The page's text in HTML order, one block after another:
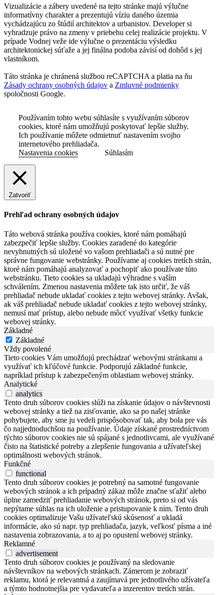
Vizualizácie a zábery uvedené na tejto stránke majú výlučne
informatívny charakter a prezentujú víziu daného územia
vychádzajúcu zo štúdií architektov a urbanistov. Developer si
vyhradzuje právo na zmeny v priebehu celej realizácie projektu. V
prípade Vodnej veže ide výlučne o prezentáciu výsledku
architektonickej súťaže a jej finálna podoba závisí od dohôd s jej
vlastníkom.
Táto stránka je chránená službou reCAPTCHA a platia na ňu
Zásady ochrany osobných údajov a Zmluvné podmienky
spoločnosti Google.
Používaním tohto webu súhlasíte s využívaním súborov
cookies, ktoré nám umožňujú poskytovať lepšie služby.
Ich používanie môžete odmietnuť nastavením svojho
internetového prehliadača.
Nastavenia cookies
Súhlasím
Zatvoriť
Prehľad ochrany osobných údajov
Táto webová stránka používa cookies, ktoré nám pomáhajú
zabezpečiť lepšie služby. Cookies zaradené do kategórie
nevyhnutných sú uložené vo vašom prehliadači a sú nutné pre
správne fungovanie webstránky. Používame aj cookies tretích strán,
ktoré nám pomáhajú analyzovať a pochopiť ako používate túto
webstránku. Tieto cookies sa ukladajú výhradne s vaším
schválením. Zmenou nastavenia môžete tak isto určiť, že váš
prehliadač nebude ukladať cookies z tejto webovej stránky. Avšak,
ak váš prehliadač nebude ukladať cookies z tejto webovej stránky,
nemusí mať prístup, alebo nebude môcť využívať všetky funkcie
webovej stránky.
Základné
Základné
Vždy povolené
Tieto cookies Vám umožňujú prechádzať webovými stránkami a
využívať ich kľúčové funkcie. Podporujú základné funkcie,
napríklad prístup k zabezpečeným oblastiam webovej stránky.
Analytické
analytics
Tento druh súborov cookies slúži na získanie údajov o návštevnosti
webovej stránky a tiež na zisťovanie, ako sa po našej stránke
pohybujete, aby sme ju vedeli prispôsobovať tak, aby bola pre vás
čo najjednoduchšou na používanie. Údaje získané prostredníctvom
týchto súborov cookies nie sú spájané s jednotlivcami, ale využívané
čisto na štatistické potreby a zlepšenie fungovania a užívateľskej
optimálnosti webových stránok.
Funkčné
functional
Tento druh súborov cookies je potrebný na samotné fungovanie
webových stránok a ich prípadný zákaz môže značne sťažiť alebo
úplne zamedziť prehliadanie webových stránok, preto si od vás
nepýtame súhlas na ich uloženie a pristupovanie k nim. Tento druh
cookies optimalizuje Vašu užívateľskú skúsenosť a ukladá
informácie, ako sú napr. typ prehliadača, jazyk, veľkosť písma a iné
nastavenia zobrazovania, a to aj po opustení webovej stránky.
Reklamné
advertisement
Tento druh súborov cookies je používaný na sledovanie
návštevníkov na webových stránkach. Zámerom je zobraziť
reklamu, ktorá je relevantná a zaujímavá pre jednotlivého užívateľa
a týmto hodnotnejšia pre vydavateľa a inzerentov tretích strán.